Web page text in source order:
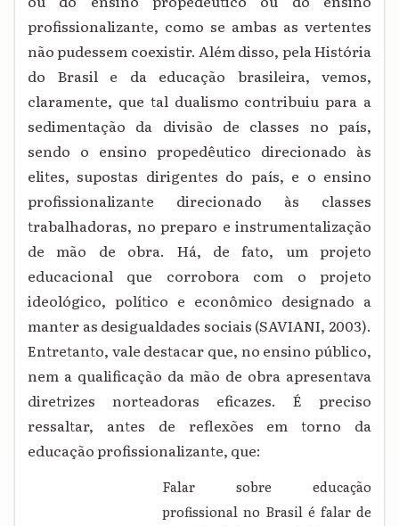
profissionalizante, como se ambas as vertentes
não pudessem coexistir. Além disso, pela História
do Brasil e da educação brasileira, vemos,
claramente, que tal dualismo contribuiu para a
sedimentação da divisão de classes no país,
sendo o ensino propedêutico direcionado às
elites, supostas dirigentes do país, e o ensino
profissionalizante direcionado às classes
trabalhadoras, no preparo e instrumentalização
de mão de obra. Há, de fato, um projeto
educacional que corrobora com o projeto
ideológico, político e econômico designado a
manter as desigualdades sociais (SAVIANI, 2003).
Entretanto, vale destacar que, no ensino público,
nem a qualificação da mão de obra apresentava
diretrizes norteadoras eficazes. É preciso
ressaltar, antes de reflexões em torno da
educação profissionalizante, que:
Falar sobre educação
profissional no Brasil é falar de